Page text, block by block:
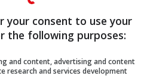
del territorio negli
”, assistere a delle
al pubblico solo
novità assoluta di
your consent to use your
the following purposes:
and content, advertising and content
research and services development